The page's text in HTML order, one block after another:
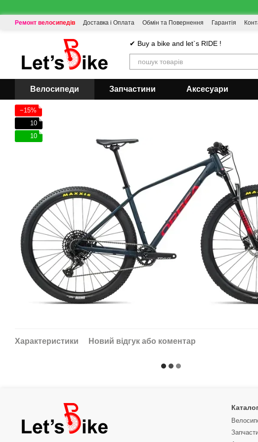
Ремонт велосипедів Доставка і Оплата Обмін та Повернення Гарантія
✔ Buy a bike and let`s RIDE !
Велосипеди Запчастини Аксесуари
−15%
10
10
Характеристики Новий відгук або коментар